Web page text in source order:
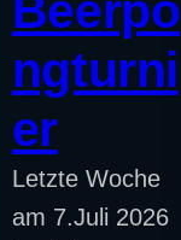
Beerpo
ngturni
er
Letzte Woche
am 7.Juli 2026